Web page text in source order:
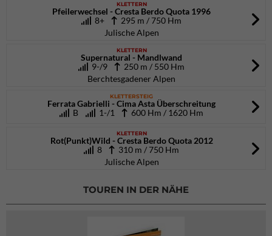
KLETTERN
Pfeilerwechsel - Cresta Berdo Quota 1996
8+
295 m / 750 Hm
Julische Alpen
KLETTERN
Supernatural - Mandlwand
9-/9
250 m / 550 Hm
Berchtesgadener Alpen
KLETTERSTEIG
Ferrata Gabrielli - Cima Asta Überschreitung
B
1-/1 600 Hm / 1620 Hm
KLETTERN
Rot(Punkt)Wild - Cresta Berdo Quota 2012
8
310 m / 750 Hm
Julische Alpen
TOUREN IN DER NÄHE